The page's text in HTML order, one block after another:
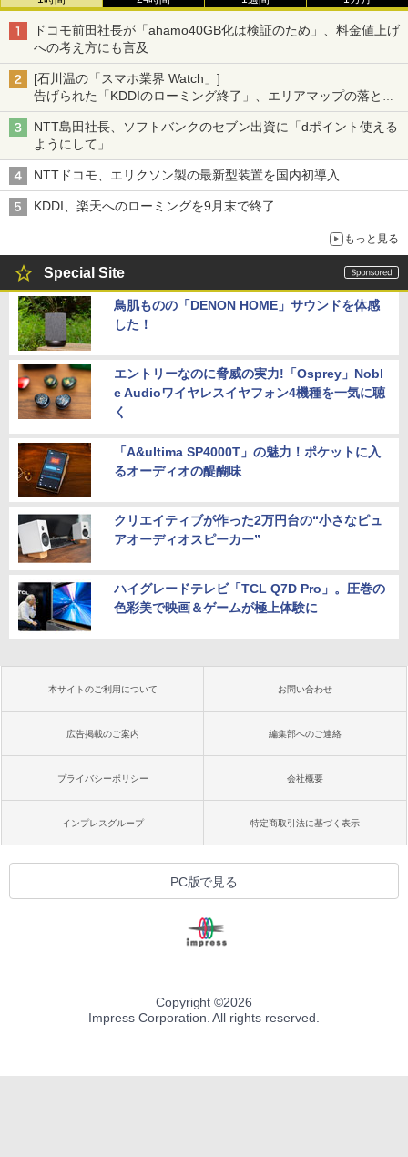
ドコモ前田社長が「ahamo40GB化は検証のため」、料金値上げ
への考え方にも言及
[石川温の「スマホ業界 Watch」]
告げられた「KDDIのローミング終了」、エリアマップの落とし
穴と楽天モバイルの課題
NTT島田社長、ソフトバンクのセブン出資に「dポイント使える
ようにして」
NTTドコモ、エリクソン製の最新型装置を国内初導入
KDDI、楽天へのローミングを9月末で終了
もっと見る
Special Site
鳥肌ものの「DENON HOME」サウンドを体感
した！
エントリーなのに脅威の実力!「Osprey」Nobl
e Audioワイヤレスイヤフォン4機種を一気に聴
く
「A&ultima SP4000T」の魅力！ポケットに入
るオーディオの醍醐味
クリエイティブが作った2万円台の“小さなピュ
アオーディオスピーカー”
ハイグレードテレビ「TCL Q7D Pro」。圧巻の
色彩美で映画＆ゲームが極上体験に
本サイトのご利用について お問い合わせ
広告掲載のご案内 編集部へのご連絡
プライバシーポリシー 会社概要
インプレスグループ 特定商取引法に基づく表示
PC版で見る
Copyright ©2026
Impress Corporation. All rights reserved.